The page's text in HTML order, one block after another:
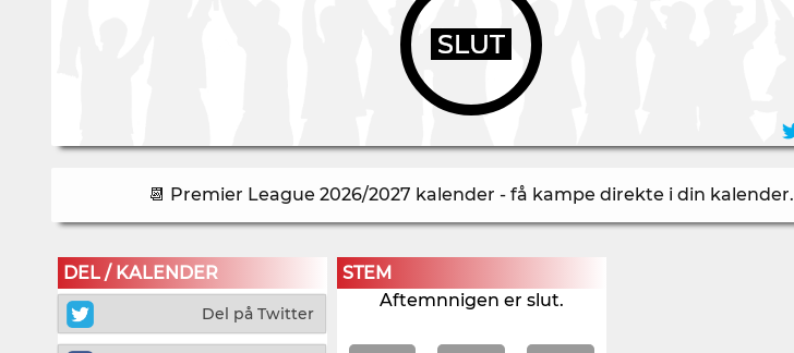
SLUT
📆 Premier League 2026/2027 kalender - få kampe direkte i din kalender.
DEL / KALENDER
Del på Twitter
STEM
Aftemnnigen er slut.